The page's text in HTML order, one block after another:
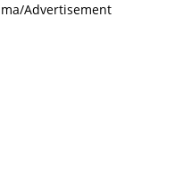
Advertisement